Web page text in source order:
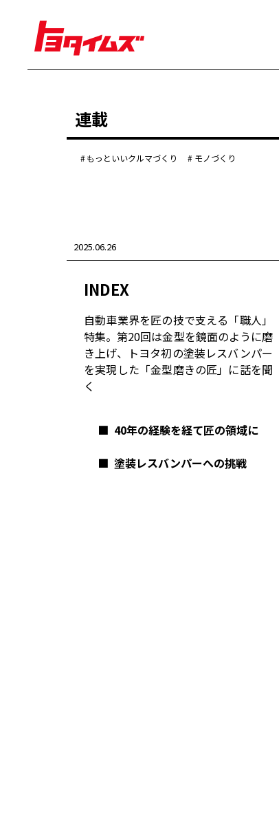
豊田章男 佐藤恒治 決算 株主総会
労使協議会
センチュリー
コーポレート
モビリティカンパニー トヨタグローバル
トヨタグループ モノづくり
連載
もっといいクルマづくり モノづくり
2025.06.26
INDEX
自動車業界を匠の技で支える「職人」
特集。第20回は金型を鏡面のように磨
き上げ、トヨタ初の塗装レスバンパー
を実現した「金型磨きの匠」に話を聞
く
■ 40年の経験を経て匠の領域に
■ 塗装レスバンパーへの挑戦